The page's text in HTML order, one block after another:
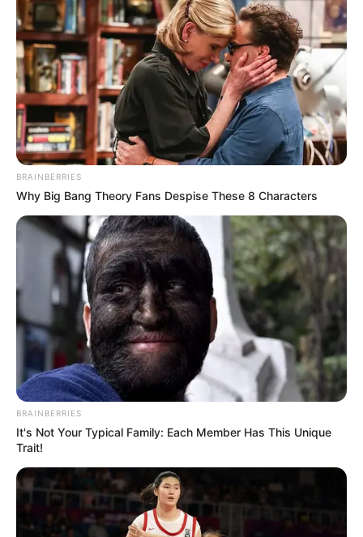
BRAINBERRIES
Why Big Bang Theory Fans Despise These 8 Characters
BRAINBERRIES
It's Not Your Typical Family: Each Member Has This Unique
Trait!